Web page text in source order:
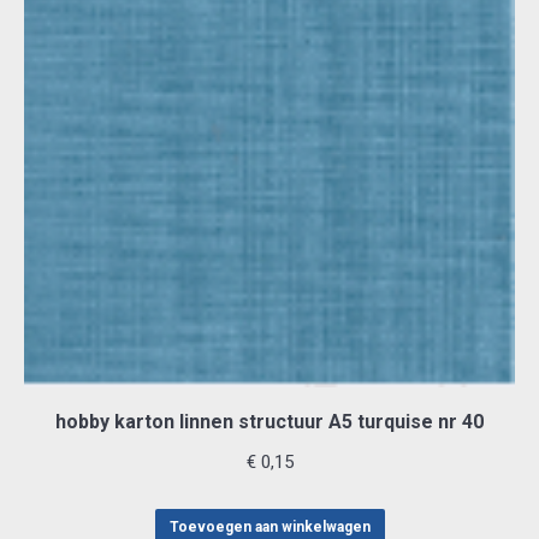
hobby karton linnen structuur A5 turquise nr 40
€0,15
Toevoegen aan winkelwagen